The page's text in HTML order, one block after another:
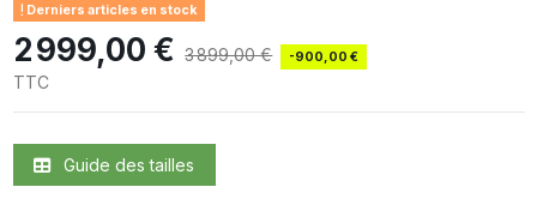
Derniers articles en stock
2 999,00 € 3 899,00 € -900,00 €
TTC
Guide des tailles